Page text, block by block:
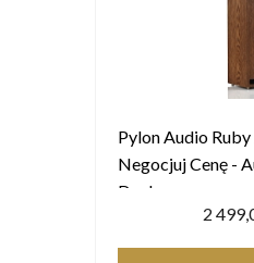
Pylon Audio
Negocjuj Cenę -
Dealer
2